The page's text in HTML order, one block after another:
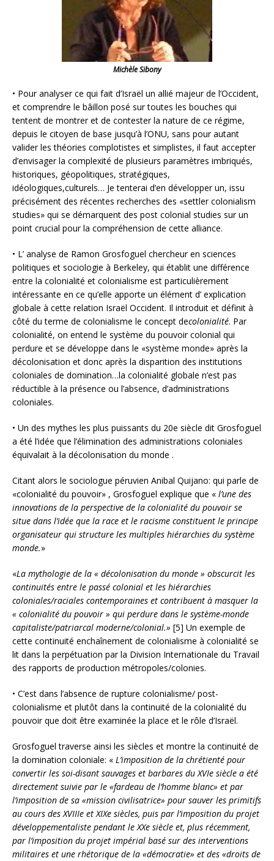
Michèle Sibony
• Pour analyser ce qui fait d’Israël un allié majeur de l’Occident,
et comprendre le bâillon posé sur toutes les bouches qui
tentent de montrer et de contester la nature de ce régime,
depuis le citoyen de base jusqu’à l’ONU, sans pour autant
valider les théories complotistes et simplistes, il faut accepter
d’envisager la complexité de plusieurs paramètres imbriqués,
historiques, géopolitiques, stratégiques,
idéologiques,culturels… Je tenterai d’en développer un, issu
précisément des récentes recherches des «settler colonialism
studies» qui se démarquent des post colonial studies sur un
point crucial pour la compréhension de cette alliance.
• L’ analyse de Ramon Grosfoguel chercheur en sciences
politiques et sociologie à Berkeley, qui établit une différence
entre la colonialité et colonialisme est particulièrement
intéressante en ce qu’elle apporte un élément d’ explication
globale à cette relation Israël Occident. Il introduit et définit à
côté du terme de colonialisme le concept decolonialité. Par
colonialité, on entend le système du pouvoir colonial qui
perdure et se développe dans le «système monde» après la
décolonisation et donc après la disparition des institutions
coloniales de domination…la colonialité globale n’est pas
réductible à la présence ou l’absence, d’administrations
coloniales.
• Un des mythes les plus puissants du 20e siècle dit Grosfoguel
a été l’idée que l’élimination des administrations coloniales
équivalait à la décolonisation du monde .
Citant alors le sociologue péruvien Anibal Quijano: qui parle de
«colonialité du pouvoir» , Grosfoguel explique que « l’une des
innovations de la perspective de la colonialité du pouvoir se
situe dans l’idée que la race et le racisme constituent le principe
organisateur qui structure les multiples hiérarchies du système
monde.»
«La mythologie de la « décolonisation du monde » obscurcit les
continuités entre le passé colonial et les hiérarchies
coloniales/raciales contemporaines et contribuent à masquer la
« colonialité du pouvoir » qui perdure dans le système-monde
capitaliste/patriarcal moderne/colonial.» [5] Un exemple de
cette continuité enchaînement de colonialisme à colonialité se
lit dans la perpétuation par la Division Internationale du Travail
des rapports de production métropoles/colonies.
• C’est dans l’absence de rupture colonialisme/ post-
colonialisme et plutôt dans la continuité de la colonialité du
pouvoir que doit être examinée la place et le rôle d’Israël.
Grosfoguel traverse ainsi les siècles et montre la continuité de
la domination coloniale: « L’imposition de la chrétienté pour
convertir les soi-disant sauvages et barbares du XVIe siècle a été
directement suivie par le «fardeau de l’homme blanc» et par
l’imposition de sa «mission civilisatrice» pour sauver les primitifs
au cours des XVIIIe et XIXe siècles, puis par l’imposition du projet
développementaliste pendant le XXe siècle et, plus récemment,
par l’imposition du projet impérial basé sur des interventions
militaires et une rhétorique de la «démocratie» et des «droits de